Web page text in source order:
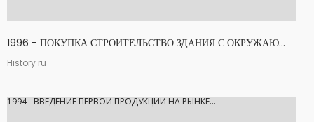
1996 - ПОКУПКА СТРОИТЕЛЬСТВО ЗДАНИЯ С ОКРУЖАЮ...
History ru
1994 - ВВЕДЕНИЕ ПЕРВОЙ ПРОДУКЦИИ НА РЫНКЕ...